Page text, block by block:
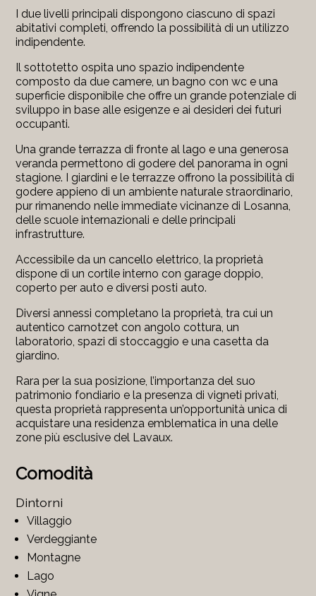
I due livelli principali dispongono ciascuno di spazi
abitativi completi, offrendo la possibilità di un utilizzo
indipendente.
Il sottotetto ospita uno spazio indipendente
composto da due camere, un bagno con wc e una
superficie disponibile che offre un grande potenziale di
sviluppo in base alle esigenze e ai desideri dei futuri
occupanti.
Una grande terrazza di fronte al lago e una generosa
veranda permettono di godere del panorama in ogni
stagione. I giardini e le terrazze offrono la possibilità di
godere appieno di un ambiente naturale straordinario,
pur rimanendo nelle immediate vicinanze di Losanna,
delle scuole internazionali e delle principali
infrastrutture.
Accessibile da un cancello elettrico, la proprietà
dispone di un cortile interno con garage doppio,
coperto per auto e diversi posti auto.
Diversi annessi completano la proprietà, tra cui un
autentico carnotzet con angolo cottura, un
laboratorio, spazi di stoccaggio e una casetta da
giardino.
Rara per la sua posizione, l’importanza del suo
patrimonio fondiario e la presenza di vigneti privati,
questa proprietà rappresenta un’opportunità unica di
acquistare una residenza emblematica in una delle
zone più esclusive del Lavaux.
Comodità
Dintorni
Villaggio
Verdeggiante
Montagne
Lago